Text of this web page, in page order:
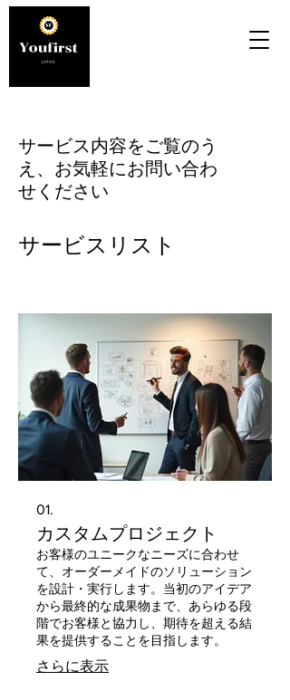
サービス内容をご覧のう
え、お気軽にお問い合わ
せください
サービスリスト
01.
カスタムプロジェクト
お客様のユニークなニーズに合わせ
て、オーダーメイドのソリューション
を設計・実行します。当初のアイデア
から最終的な成果物まで、あらゆる段
階でお客様と協力し、期待を超える結
果を提供することを目指します。
さらに表示